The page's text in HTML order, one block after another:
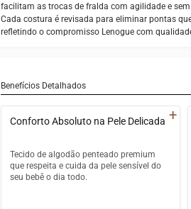
facilitam as trocas de fralda com agilidade e
Cada costura é revisada para eliminar pontas
refletindo o compromisso Lenogue com
Benefícios Detalhados
Conforto Absoluto na Pele Delicada +
Tecido de algodão penteado premium
que respeita e cuida da pele sensível do
seu bebê o dia todo.